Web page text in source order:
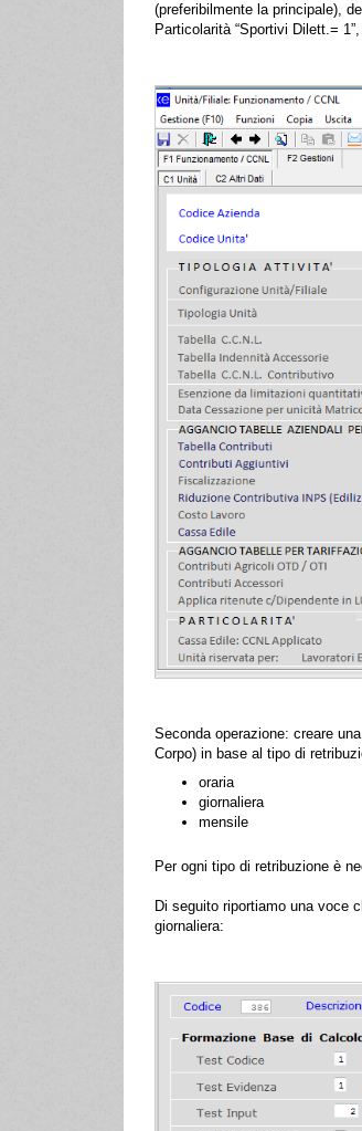
(preferibilmente la principale),
Particolarità “Sportivi Dilett.=
Seconda operazione: creare
Corpo) in base al tipo di
oraria
giornaliera
mensile
Per ogni tipo di retribuzione è
Di seguito riportiamo una voce
giornaliera: